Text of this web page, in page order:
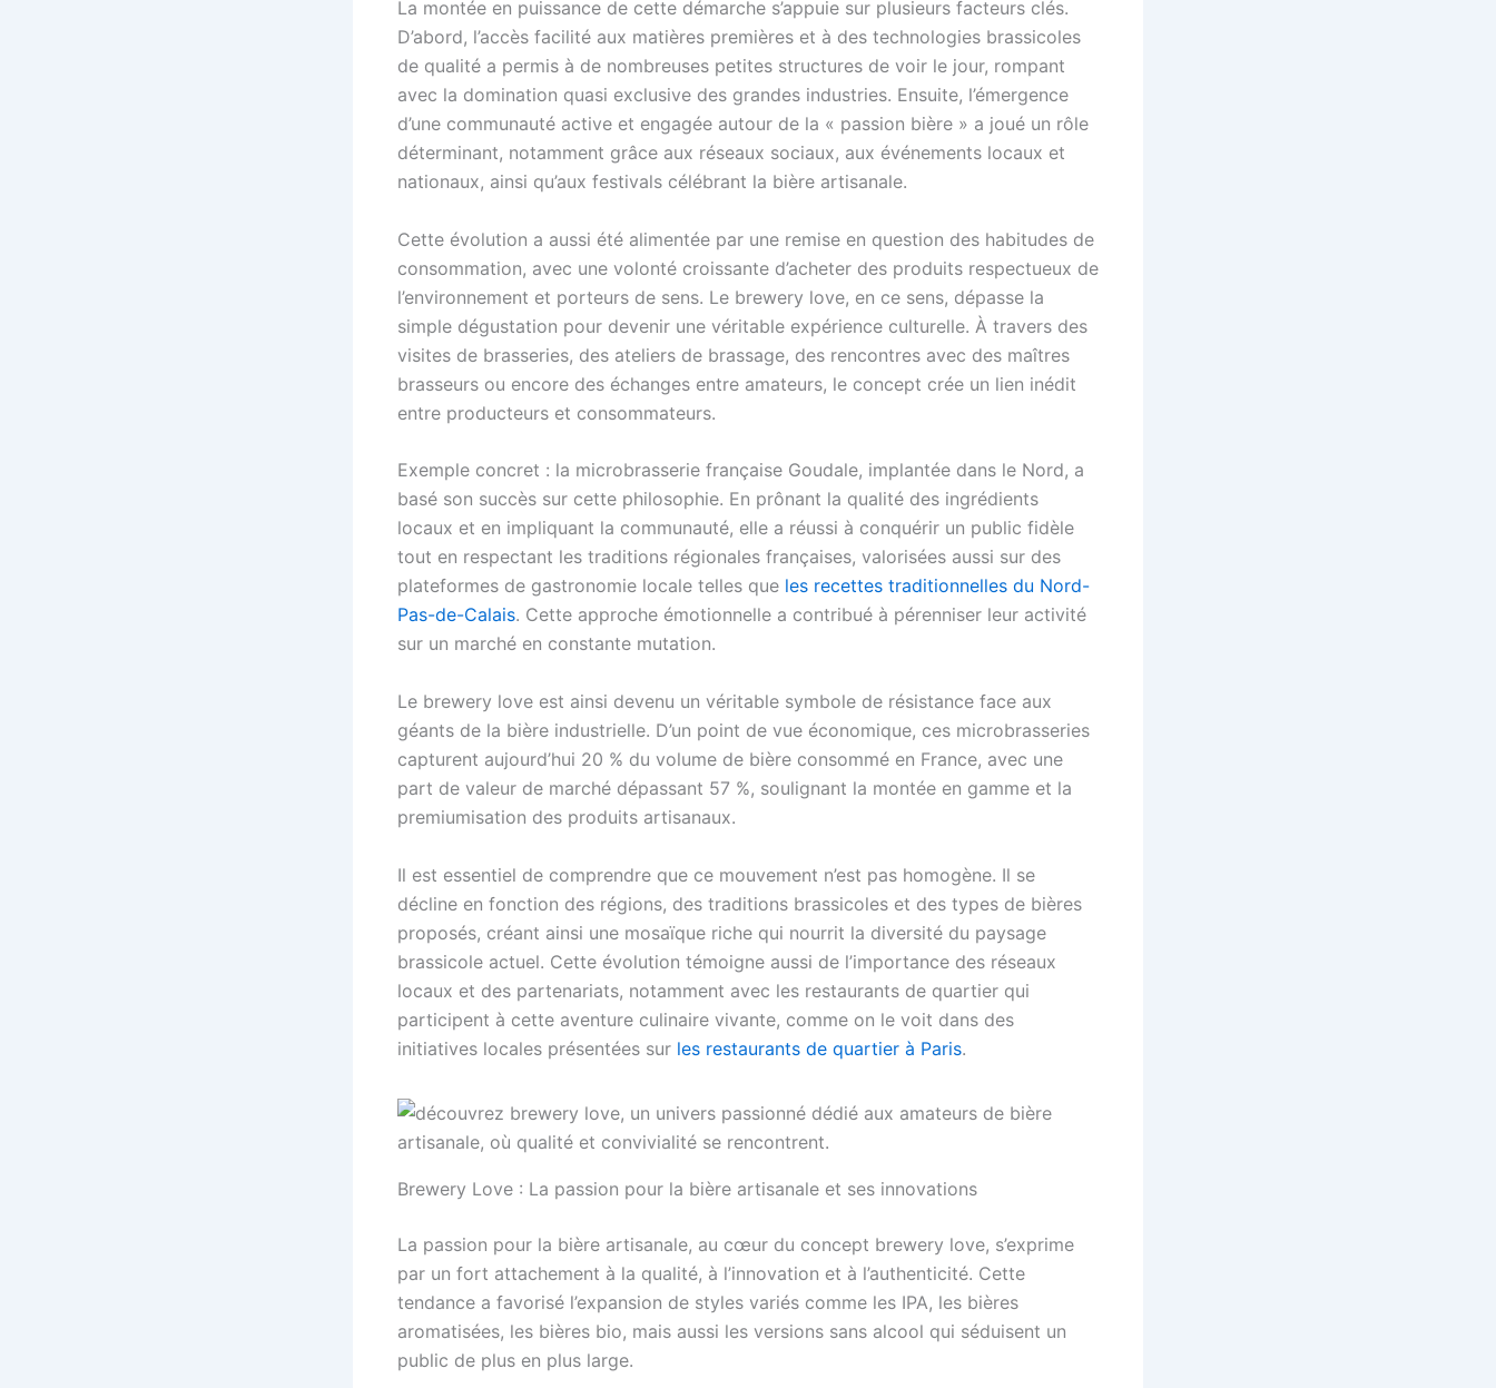
La montée en puissance de cette démarche s’appuie sur plusieurs facteurs clés.
D’abord, l’accès facilité aux matières premières et à des technologies brassicoles
de qualité a permis à de nombreuses petites structures de voir le jour, rompant
avec la domination quasi exclusive des grandes industries. Ensuite, l’émergence
d’une communauté active et engagée autour de la « passion bière » a joué un rôle
déterminant, notamment grâce aux réseaux sociaux, aux événements locaux et
nationaux, ainsi qu’aux festivals célébrant la bière artisanale.
Cette évolution a aussi été alimentée par une remise en question des habitudes de
consommation, avec une volonté croissante d’acheter des produits respectueux de
l’environnement et porteurs de sens. Le brewery love, en ce sens, dépasse la
simple dégustation pour devenir une véritable expérience culturelle. À travers des
visites de brasseries, des ateliers de brassage, des rencontres avec des maîtres
brasseurs ou encore des échanges entre amateurs, le concept crée un lien inédit
entre producteurs et consommateurs.
Exemple concret : la microbrasserie française Goudale, implantée dans le Nord, a
basé son succès sur cette philosophie. En prônant la qualité des ingrédients
locaux et en impliquant la communauté, elle a réussi à conquérir un public fidèle
tout en respectant les traditions régionales françaises, valorisées aussi sur des
plateformes de gastronomie locale telles que les recettes traditionnelles du Nord-
Pas-de-Calais. Cette approche émotionnelle a contribué à pérenniser leur activité
sur un marché en constante mutation.
Le brewery love est ainsi devenu un véritable symbole de résistance face aux
géants de la bière industrielle. D’un point de vue économique, ces microbrasseries
capturent aujourd’hui 20 % du volume de bière consommé en France, avec une
part de valeur de marché dépassant 57 %, soulignant la montée en gamme et la
premiumisation des produits artisanaux.
Il est essentiel de comprendre que ce mouvement n’est pas homogène. Il se
décline en fonction des régions, des traditions brassicoles et des types de bières
proposés, créant ainsi une mosaïque riche qui nourrit la diversité du paysage
brassicole actuel. Cette évolution témoigne aussi de l’importance des réseaux
locaux et des partenariats, notamment avec les restaurants de quartier qui
participent à cette aventure culinaire vivante, comme on le voit dans des
initiatives locales présentées sur les restaurants de quartier à Paris.
Brewery Love : La passion pour la bière artisanale et ses innovations
La passion pour la bière artisanale, au cœur du concept brewery love, s’exprime
par un fort attachement à la qualité, à l’innovation et à l’authenticité. Cette
tendance a favorisé l’expansion de styles variés comme les IPA, les bières
aromatisées, les bières bio, mais aussi les versions sans alcool qui séduisent un
public de plus en plus large.